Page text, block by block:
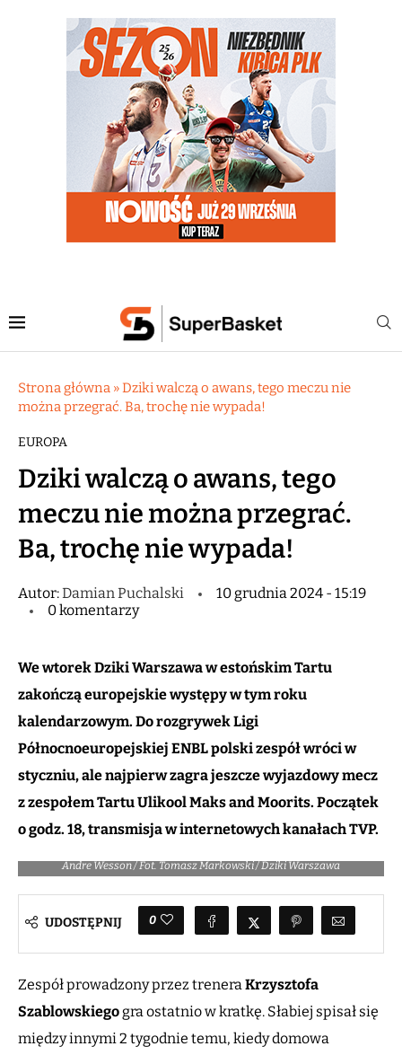
Strona główna »Dziki walczą o awans, tego meczu nie
można przegrać. Ba, trochę nie wypada!
EUROPA
Dziki walczą o awans, tego
meczu nie można przegrać.
Ba, trochę nie wypada!
Autor:Damian Puchalski
10 grudnia 2024 - 15:19
0 komentarzy
We wtorek Dziki Warszawa w estońskim Tartu
zakończą europejskie występy w tym roku
kalendarzowym. Do rozgrywek Ligi
Północnoeuropejskiej ENBL polski zespół wróci w
styczniu, ale najpierw zagra jeszcze wyjazdowy mecz
z zespołem Tartu Ulikool Maks and Moorits. Początek
o godz. 18, transmisja w internetowych kanałach TVP.
Andre Wesson / Fot. Tomasz Markowski / Dziki Warszawa
UDOSTĘPNIJ 0
Zespół prowadzony przez treneraKrzysztofa
Szablowskiegogra ostatnio w kratkę. Słabiej spisał się
między innymi 2 tygodnie temu, kiedy domowa